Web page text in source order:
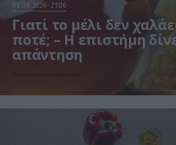
08.08.2026 21:06
Γιατί το μέλι δεν
ποτέ; – Η επιστήμη
απάντηση
Πώς πρέπει να αποθηκεύεται